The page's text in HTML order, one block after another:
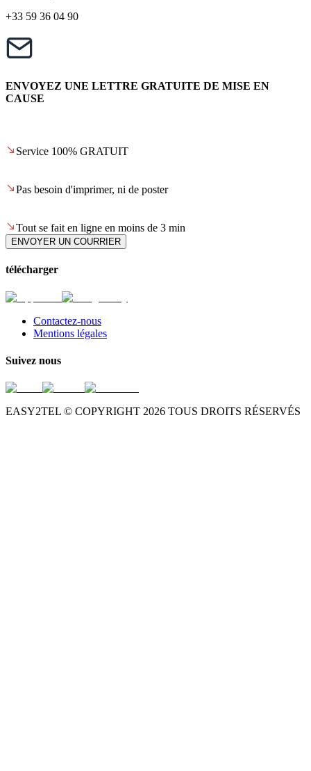
+33 59 36 04 90
ENVOYEZ UNE LETTRE GRATUITE DE MISE EN
CAUSE
Service 100% GRATUIT
Pas besoin d'imprimer, ni de poster
Tout se fait en ligne en moins de 3 min
ENVOYER UN COURRIER
télécharger
Contactez-nous
Mentions légales
Suivez nous
EASY2TEL © COPYRIGHT 2026 TOUS DROITS RÉSERVÉS